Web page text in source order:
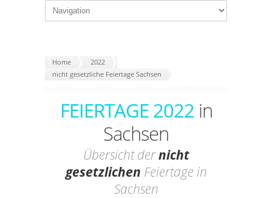
Home
2022
nicht gesetzliche Feiertage Sachsen
FEIERTAGE 2022 in
Sachsen
Übersicht dernicht
gesetzlichen Feiertage in
Sachsen